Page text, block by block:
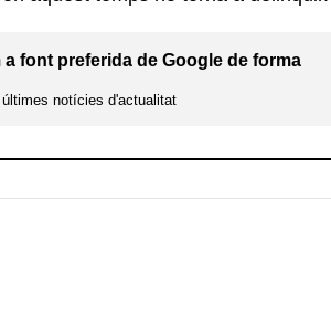
a font preferida de Google de forma
notícies d'actualitat